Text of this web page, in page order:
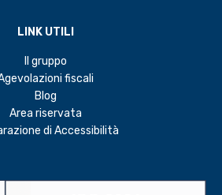
LINK UTILI
Il gruppo
fiscali
Blog
Area riservata
di Accessibilità